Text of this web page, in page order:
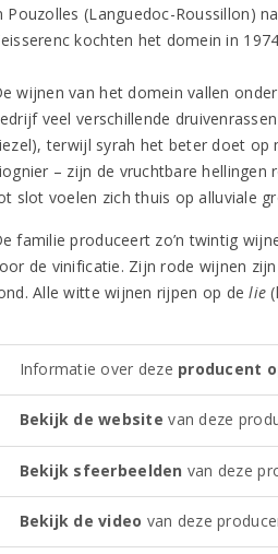
Pouzolles (Languedoc-Roussillon)
kochten het domein in
wijnen van het domein vallen
veel verschillende
terwijl syrah het beter doet op
– zijn de vruchtbare
slot voelen zich thuis op alluviale
familie produceert zo’n twintig
de vinificatie. Zijn rode wijnen
Alle witte wijnen rijpen op delie
Informatie over deze producent
Bekijk de website van deze
Bekijk sfeerbeelden van deze
Bekijk de video van deze